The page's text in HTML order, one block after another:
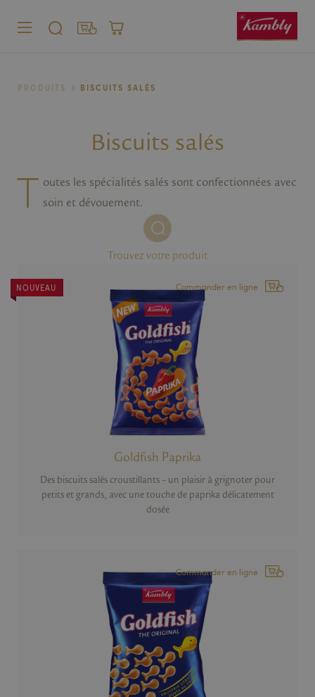
MENU CHERCHER
SHOP
Entreprise
PANIER
PRODUITS BISCUITS SALÉS
Biscuits salés
T outes les spécialités salés sont confectionnées avec
soin et dévouement.
Trouvez votre produit
Commander en ligne
Goldfish Paprika
Des biscuits salés croustillants – un plaisir à grignoter pour
petits et grands, avec une touche de paprika délicatement
dosée
NOUVEAU
NOUVEAU
Commander en ligne